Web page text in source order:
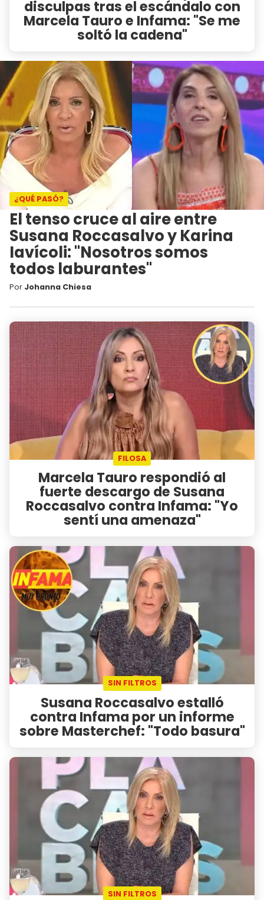
disculpas tras el escándalo con
Marcela Tauro e Infama: "Se me
soltó la cadena"
¿QUÉ PASÓ?
El tenso cruce al aire entre
Susana Roccasalvo y Karina
Iavícoli: "Nosotros somos
todos laburantes"
Por Johanna Chiesa
FILOSA
Marcela Tauro respondió al
fuerte descargo de Susana
Roccasalvo contra Infama: "Yo
sentí una amenaza"
SIN FILTROS
Susana Roccasalvo estalló
contra Infama por un informe
sobre Masterchef: "Todo basura"
SIN FILTROS